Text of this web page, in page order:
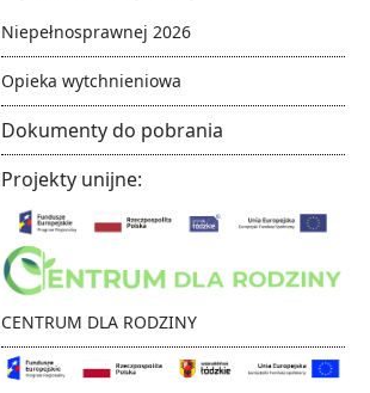
Niepełnosprawnej 2026
Opieka wytchnieniowa
Dokumenty do pobrania
Projekty unijne:
CENTRUM DLA RODZINY